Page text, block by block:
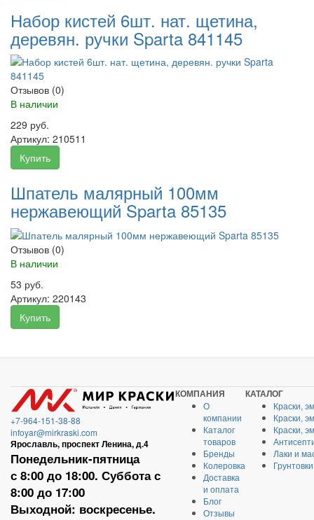
Набор кистей 6шт. нат. щетина,
деревян. ручки Sparta 841145
Отзывов (0)
В наличии
229 руб.
Артикул: 210511
Купить
Шпатель малярный 100мм
нержавеющий Sparta 85135
Отзывов (0)
В наличии
53 руб.
Артикул: 220143
Купить
+7-964-151-38-88
infoyar@mirkraski.com
Ярославль, проспект Ленина, д.4
Понедельник-пятница
с 8:00 до 18:00. Суббота с
8:00 до 17:00
Выходной: воскресенье.
КОМПАНИЯ
О
компании
Каталог
товаров
Бренды
Колеровка
Доставка
и оплата
Блог
Отзывы
КАТАЛОГ
Краски,
Краски,
Краски,
Лаки и
Грунтовки